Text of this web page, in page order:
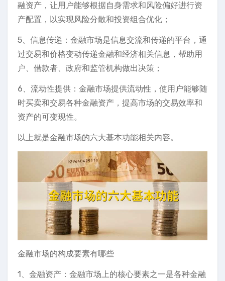
融资产，让用户能够根据自身需求和风险偏好进行资
产配置，以实现风险分散和投资组合优化；
5、信息传递：金融市场是信息交流和传递的平台，通
过交易和价格变动传递金融和经济相关信息，帮助用
户、借款者、政府和监管机构做出决策；
6、流动性提供：金融市场提供流动性，使用户能够随
时买卖和交易各种金融资产，提高市场的交易效率和
资产的可变现性。
以上就是金融市场的六大基本功能相关内容。
金融市场的构成要素有哪些
1、金融资产：金融市场上的核心要素之一是各种金融